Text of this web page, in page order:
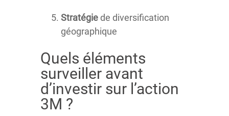
Stratégie de diversification
géographique
Quels éléments
surveiller avant
d’investir sur l’action
3M ?